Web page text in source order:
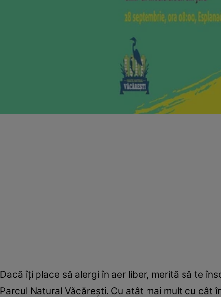
Dacă îţi place să alergi în aer liber, merită să te
Parcul Natural Văcăreşti. Cu atât mai mult cu cât